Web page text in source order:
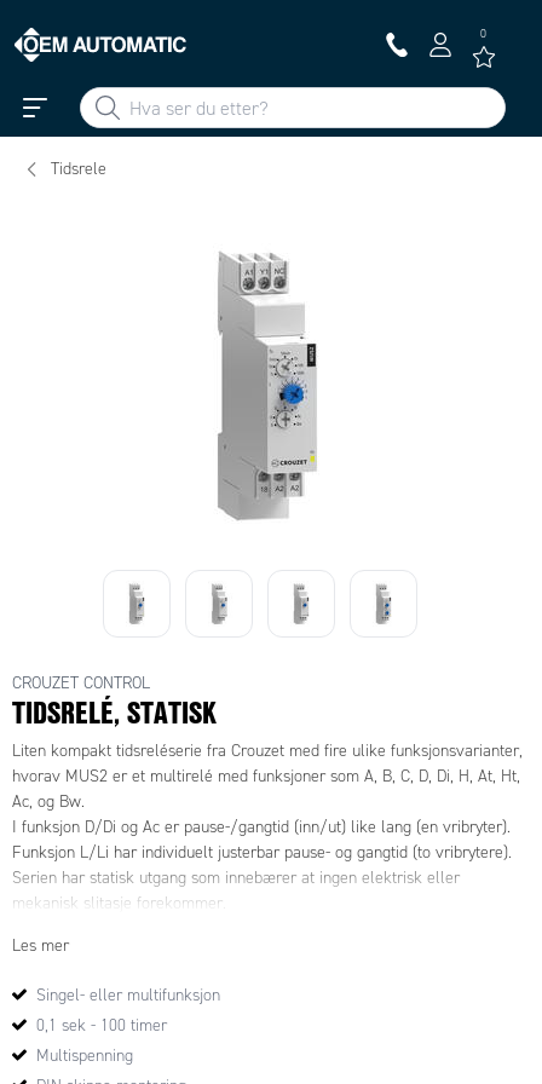
0
Tidsrele
CROUZET CONTROL
TIDSRELÉ, STATISK
Liten kompakt tidsreléserie fra Crouzet med fire ulike funksjonsvarianter,
hvorav MUS2 er et multirelé med funksjoner som A, B, C, D, Di, H, At, Ht,
Ac, og Bw.
I funksjon D/Di og Ac er pause-/gangtid (inn/ut) like lang (en vribryter).
Funksjon L/Li har individuelt justerbar pause- og gangtid (to vribrytere).
Serien har statisk utgang som innebærer at ingen elektrisk eller
mekanisk slitasje forekommer.
(f.eks. blinkefunksjoner, dosering osv.).
Alle innstillinger gjøres i fronten, dvs. at de er mulige å komme til for evt.
endringer selv etter montering.
Les mer
Singel- eller multifunksjon
0,1 sek - 100 timer
Multispenning